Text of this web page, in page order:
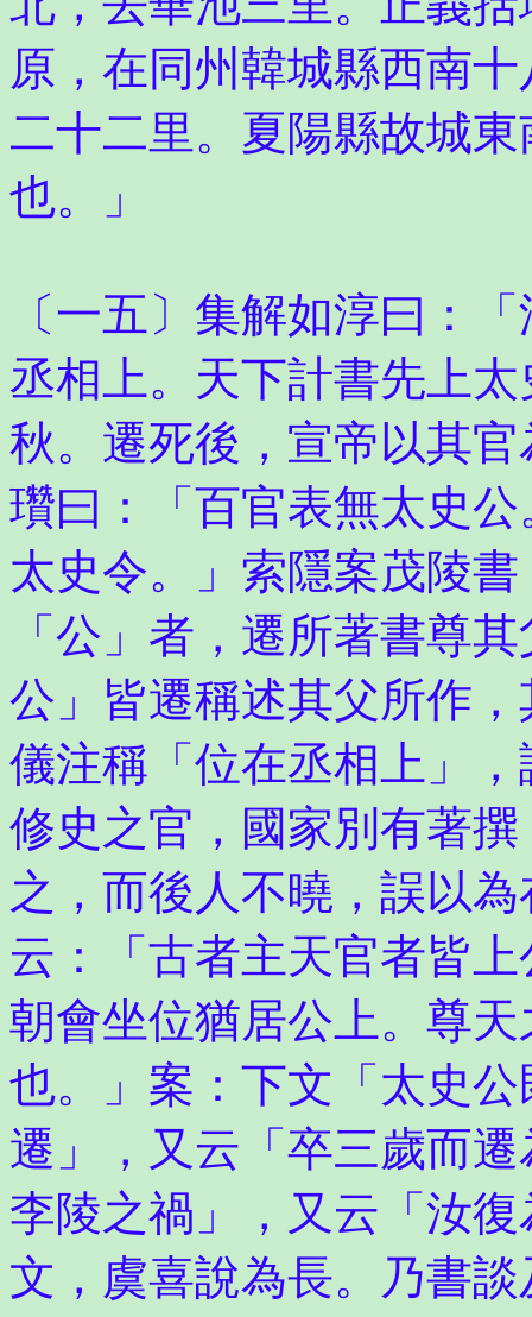
原，在同州韓城縣西南
二十二里。夏陽縣故城
也。」
〔一五〕集解如淳曰：
丞相上。天下計書先上
秋。遷死後，宣帝以其
瓚曰：「百官表無太史
太史令。」索隱案茂陵
「公」者，遷所著書尊
公」皆遷稱述其父所作
儀注稱「位在丞相上」
修史之官，國家別有著
之，而後人不曉，誤以
云：「古者主天官者皆
朝會坐位猶居公上。尊
也。」案：下文「太史
遷」，又云「卒三歲而
李陵之禍」，又云「汝
文，虞喜說為長。乃書